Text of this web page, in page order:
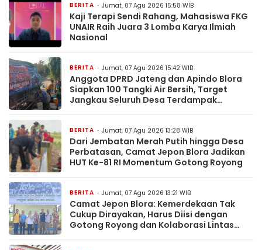
BERITA Jumat, 07 Agu 2026 15:58 WIB
Kaji Terapi Sendi Rahang, Mahasiswa FKG
UNAIR Raih Juara 3 Lomba Karya Ilmiah
Nasional
BERITA Jumat, 07 Agu 2026 15:42 WIB
Anggota DPRD Jateng dan Apindo Blora
Siapkan 100 Tangki Air Bersih, Target
Jangkau Seluruh Desa Terdampak
BERITA Jumat, 07 Agu 2026 13:28 WIB
Dari Jembatan Merah Putih hingga Desa
Perbatasan, Camat Jepon Blora Jadikan
HUT Ke-81 RI Momentum Gotong Royong
BERITA Jumat, 07 Agu 2026 13:21 WIB
Camat Jepon Blora: Kemerdekaan Tak
Cukup Dirayakan, Harus Diisi dengan
Gotong Royong dan Kolaborasi Lintas